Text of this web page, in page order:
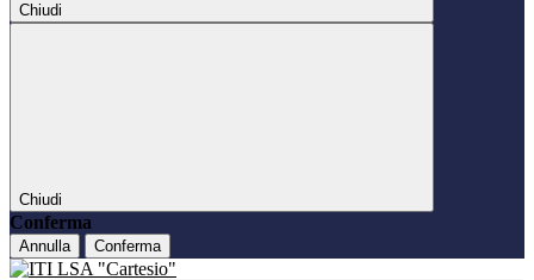
Chiudi
Chiudi
Conferma
Annulla Conferma